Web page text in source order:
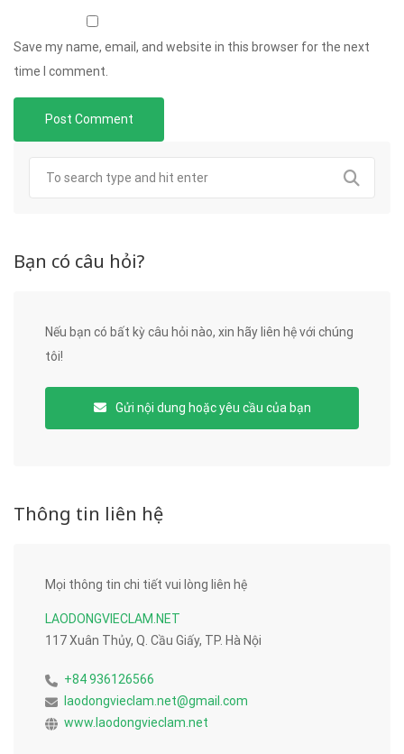
Save my name, email, and website in this browser for the next
time I comment.
Bạn có câu hỏi?
Nếu bạn có bất kỳ câu hỏi nào, xin hãy liên hệ với chúng
tôi!
Gửi nội dung hoặc yêu cầu của bạn
Thông tin liên hệ
Mọi thông tin chi tiết vui lòng liên hệ
LAODONGVIECLAM.NET
117 Xuân Thủy, Q. Cầu Giấy, TP. Hà Nội
+84 936126566
laodongvieclam.net@gmail.com
www.laodongvieclam.net